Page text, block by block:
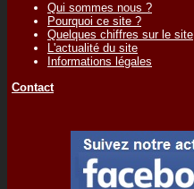
Qui sommes nous ?
Pourquoi ce site ?
Quelques chiffres sur le site
L'actualité du site
Informations légales
Contact